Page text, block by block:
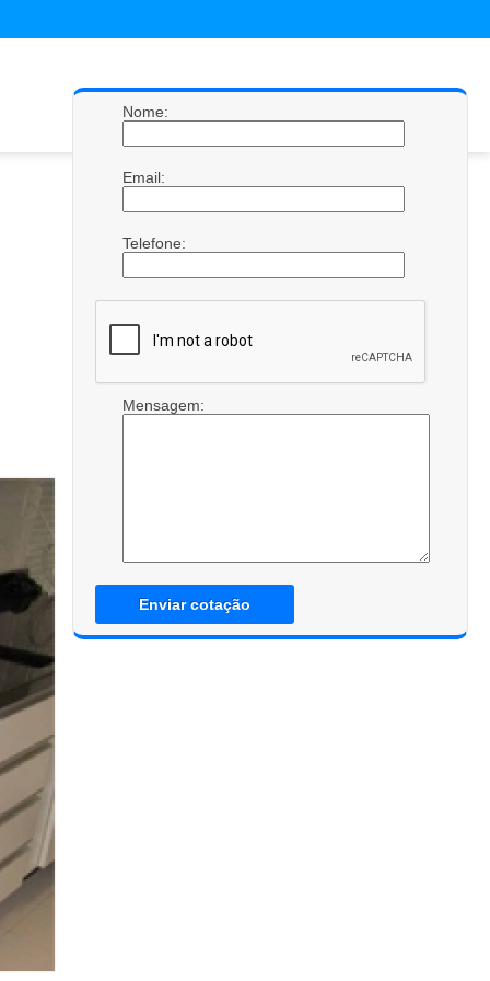
Nome:
Email:
Telefone:
Mensagem:
Enviar cotação